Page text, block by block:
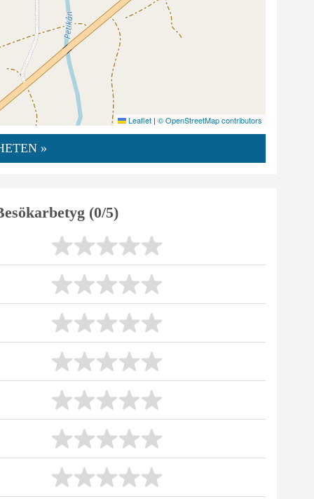
06.2026 Quickborner
Leaflet | © OpenStreetMap contributors
»
(0/5)